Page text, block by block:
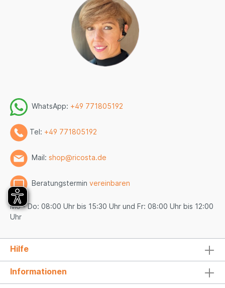
WhatsApp: +49 771805192
Tel: +49 771805192
Mail: shop@ricosta.de
Beratungstermin vereinbaren
Mo - Do: 08:00 Uhr bis 15:30 Uhr und Fr: 08:00 Uhr bis 12:00
Uhr
Hilfe
Informationen